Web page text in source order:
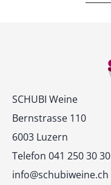
Kontakt
SCHUBI Weine
Bernstrasse 110
6003 Luzern
Telefon 041 250 30 30
info@schubiweine.ch